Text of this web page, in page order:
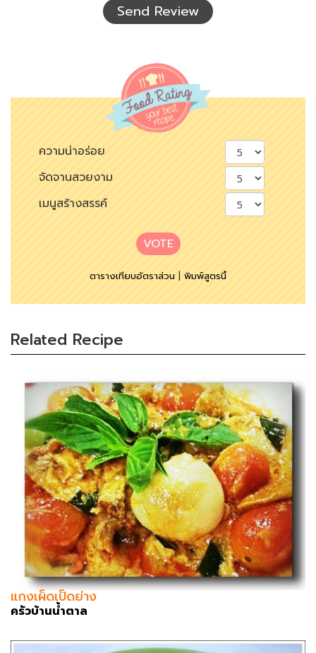
Send Review
ความน่าอร่อย
จัดจานสวยงาม
เมนูสร้างสรรค์
VOTE
ตารางเทียบอัตราส่วน|พิมพ์สูตรนี้
Related Recipe
แกงเผ็ดเป็ดย่าง
ครัวบ้านน้ำตาล